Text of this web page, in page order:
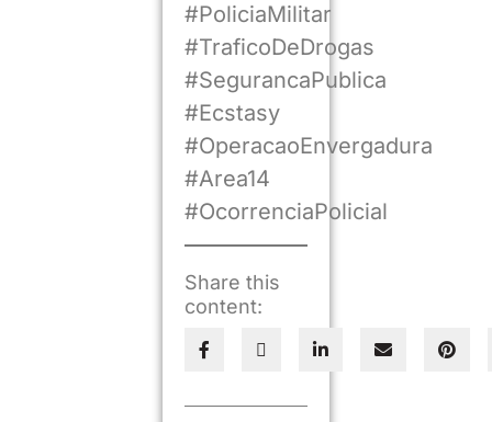
#PoliciaMilitar
#TraficoDeDrogas
#SegurancaPublica
#Ecstasy
#OperacaoEnvergadura
#Area14
#OcorrenciaPolicial
Share this
content: